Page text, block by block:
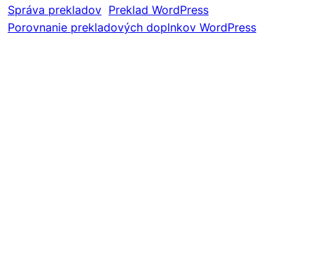
Správa prekladov Preklad WordPress
Porovnanie prekladových doplnkov WordPress